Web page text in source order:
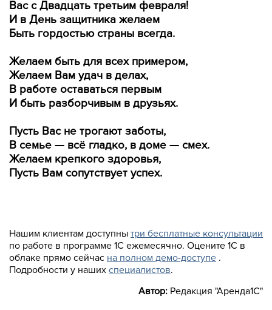
Вас с Двадцать третьим февраля!
И в День защитника желаем
Быть гордостью страны всегда.
Желаем быть для всех примером,
Желаем Вам удач в делах,
В работе оставаться первым
И быть разборчивым в друзьях.
Пусть Вас не трогают заботы,
В семье — всё гладко, в доме — смех.
Желаем крепкого здоровья,
Пусть Вам сопутствует успех.
Нашим клиентам доступны три бесплатные консультации
по работе в программе 1С ежемесячно. Оцените 1С в
облаке прямо сейчас на полном демо-доступе .
Подробности у наших специалистов.
Автор: Редакция "Аренда1С"